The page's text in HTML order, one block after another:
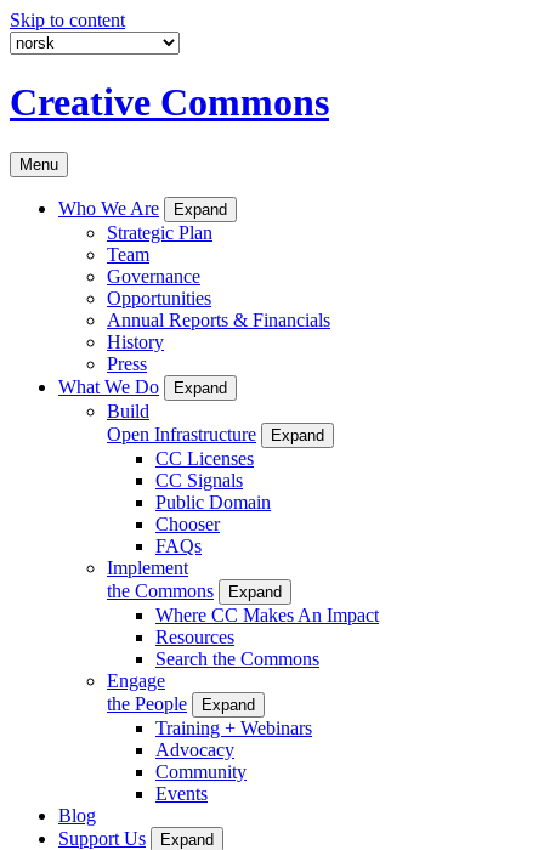
Skip to content
Creative Commons
Menu
Who We Are Expand
Strategic Plan
Team
Governance
Opportunities
Annual Reports & Financials
History
Press
What We Do
Expand
Build
Open Infrastructure
Expand
CC Licenses
CC Signals
Public Domain
Chooser
FAQs
Implement
the Commons
Expand
Where CC Makes An Impact
Resources
Search the Commons
Engage
the People
Expand
Training + Webinars
Advocacy
Community
Events
Blog
Support Us
Expand